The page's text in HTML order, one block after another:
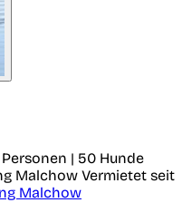
Personen | 50 Hunde
Malchow Vermietet seit
Malchow